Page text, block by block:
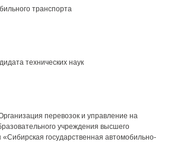
транспорта
технических наук
перевозок и управление на
учреждения высшего
государственная автомобильно-